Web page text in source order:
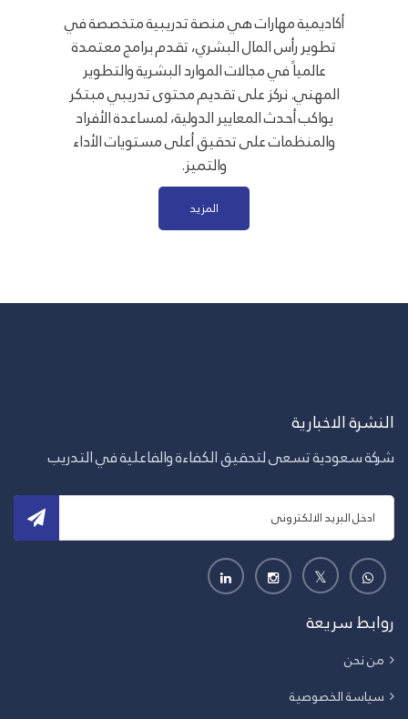
أكاديمية مهارات هي منصة تدريبية متخصصة في
تطوير رأس المال البشري، تقدم برامج معتمدة
عالمياً في مجالات الموارد البشرية والتطوير
المهني. نركز على تقديم محتوى تدريبي مبتكر
يواكب أحدث المعايير الدولية، لمساعدة الأفراد
والمنظمات على تحقيق أعلى مستويات الأداء
والتميز.
المزيد
النشرة الاخبارية
شركة سعودية تسعى لتحقيق الكفاءة والفاعلية في التدريب
روابط سريعة
من نحن
سياسة الخصوصية